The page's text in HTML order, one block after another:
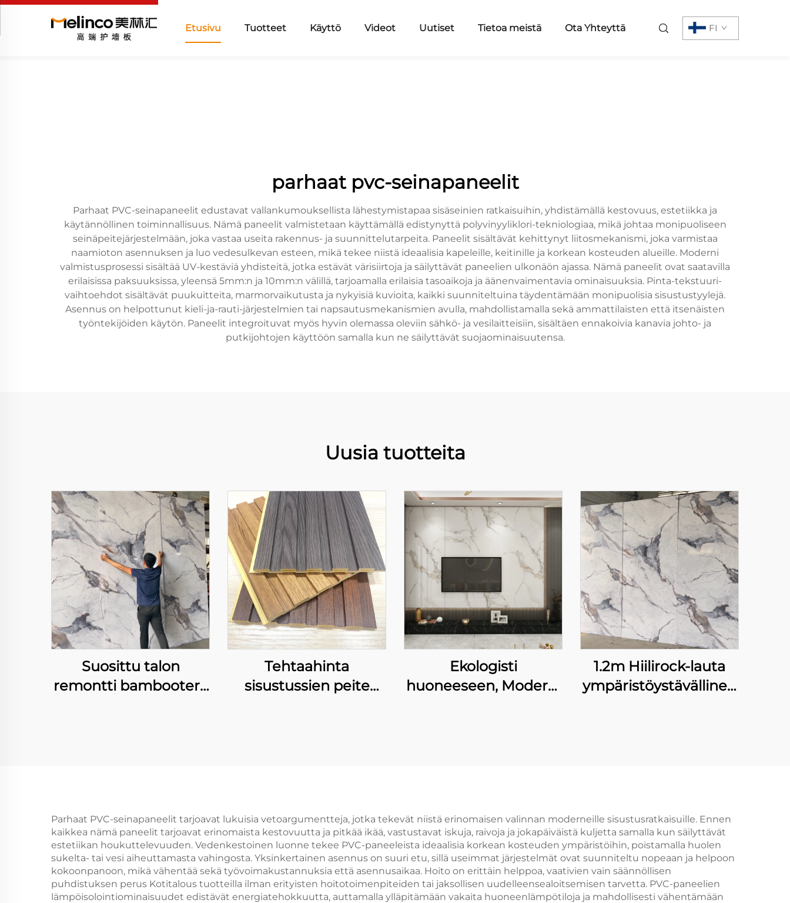
Etusivu Tuotteet Käyttö Videot Uutiset Tietoa meistä Ota Yhteyttä FI
parhaat pvc-seinapaneelit
Parhaat PVC-seinapaneelit edustavat vallankumouksellista lähestymistapaa sisäseinien ratkaisuihin, yhdistämällä kestovuus, estetiikka ja
käytännöllinen toiminnallisuus. Nämä paneelit valmistetaan käyttämällä edistynyttä polyvinyyliklori-tekniologiaa, mikä johtaa monipuoliseen
seinäpeitejärjestelmään, joka vastaa useita rakennus- ja suunnittelutarpeita. Paneelit sisältävät kehittynyt liitosmekanismi, joka varmistaa
naamioton asennuksen ja luo vedesulkevan esteen, mikä tekee niistä ideaalisia kapeleille, keitinille ja korkean kosteuden alueille. Moderni
valmistusprosessi sisältää UV-kestäviä yhdisteitä, jotka estävät värisiirtoja ja säilyttävät paneelien ulkonäön ajassa. Nämä paneelit ovat saatavilla
erilaisissa paksuuksissa, yleensä 5mm:n ja 10mm:n välillä, tarjoamalla erilaisia tasoaikoja ja äänenvaimentavia ominaisuuksia. Pinta-tekstuuri-
vaihtoehdot sisältävät puukuitteita, marmorvaikutusta ja nykyisiä kuvioita, kaikki suunniteltuina täydentämään monipuolisia sisustustyylejä.
Asennus on helpottunut kieli-ja-rauti-järjestelmien tai napsautusmekanismien avulla, mahdollistamalla sekä ammattilaisten että itsenäisten
työntekijöiden käytön. Paneelit integroituvat myös hyvin olemassa oleviin sähkö- ja vesilaitteisiin, sisältäen ennakoivia kanavia johto- ja
putkijohtojen käyttöön samalla kun ne säilyttävät suojaominaisuutensa.
Uusia tuotteita
Suosittu talon
remontti bambooterä
Tehtaahinta
sisustussien peite
Ekologisti
huoneeseen, Moderni
1.2m Hiilirock-lauta
ympäristöystävällinen
Parhaat PVC-seinapaneelit tarjoavat lukuisia vetoargumentteja, jotka tekevät niistä erinomaisen valinnan moderneille sisustusratkaisuille. Ennen
kaikkea nämä paneelit tarjoavat erinomaista kestovuutta ja pitkää ikää, vastustavat iskuja, raivoja ja jokapäiväistä kuljetta samalla kun säilyttävät
estetiikan houkuttelevuuden. Vedenkestoinen luonne tekee PVC-paneeleista ideaalisia korkean kosteuden ympäristöihin, poistamalla huolen
sukelta- tai vesi aiheuttamasta vahingosta. Yksinkertainen asennus on suuri etu, sillä useimmat järjestelmät ovat suunniteltu nopeaan ja helpoon
kokoonpanoon, mikä vähentää sekä työvoimakustannuksia että asennusaikaa. Hoito on erittäin helppoa, vaativien vain säännöllisen
puhdistuksen perus Kotitalous tuotteilla ilman erityisten hoitotoimenpiteiden tai jaksollisen uudelleensealoitsemisen tarvetta. PVC-paneelien
lämpöisolointiominaisuudet edistävät energiatehokkuutta, auttamalla ylläpitämään vakaita huoneenlämpötiloja ja mahdollisesti vähentämään